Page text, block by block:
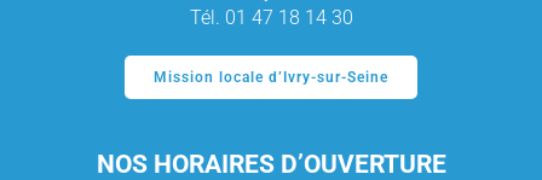
Tél. 01 47 18 14 30
Mission locale d’Ivry-sur-Seine
NOS HORAIRES D’OUVERTURE